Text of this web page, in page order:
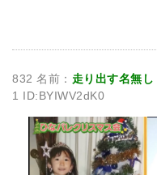
832 名前： 走り出す名無し
1 ID:BYIWV2dK0